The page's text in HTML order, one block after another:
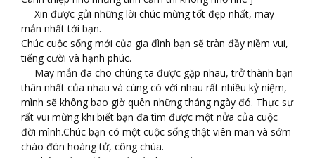
— Xin được gửi những lời chúc mừng tốt đẹp nhất, may
mắn nhất tới bạn.
Chúc cuộc sống mới của gia đình bạn sẽ tràn đầy niềm vui,
tiếng cười và hạnh phúc.
— May mắn đã cho chúng ta được gặp nhau, trở thành bạn
thân nhất của nhau và cùng có với nhau rất nhiều kỷ niệm,
mình sẽ không bao giờ quên những tháng ngày đó. Thực sự
rất vui mừng khi biết bạn đã tìm được một nửa của cuộc
đời mình.Chúc bạn có một cuộc sống thật viên mãn và sớm
chào đón hoàng tử, công chúa.